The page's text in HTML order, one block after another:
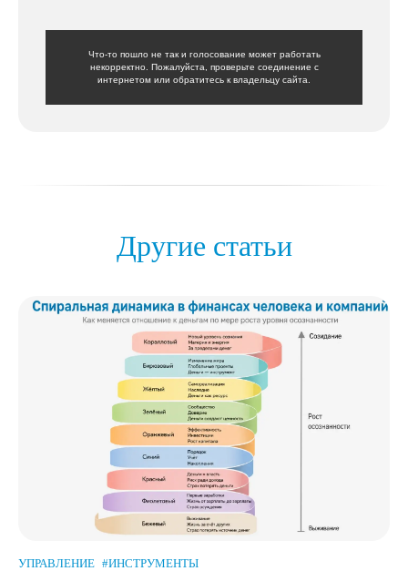
Что-то пошло не так и голосование может работать
некорректно. Пожалуйста, проверьте соединение с
интернетом или обратитесь к владельцу сайта.
Другие статьи
УПРАВЛЕНИЕ #ИНСТРУМЕНТЫ